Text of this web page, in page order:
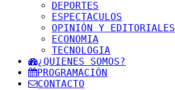
DEPORTES
ESPECTACULOS
OPINIÓN Y EDITORIALES
ECONOMIA
TECNOLOGIA
¿QUIENES SOMOS?
PROGRAMACIÓN
CONTACTO